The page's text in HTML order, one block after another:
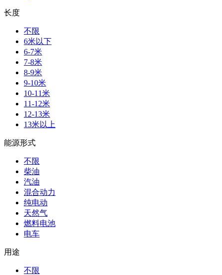
长度
不限
6米以下
6-7米
7-8米
8-9米
9-10米
10-11米
11-12米
12-13米
13米以上
能源形式
不限
柴油
汽油
混合动力
纯电动
天然气
燃料电池
电车
用途
不限